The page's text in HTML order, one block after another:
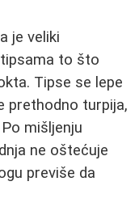
je veliki
to što
Tipse se lepe
prethodno turpija,
mišljenju
ne oštećuje
previše da